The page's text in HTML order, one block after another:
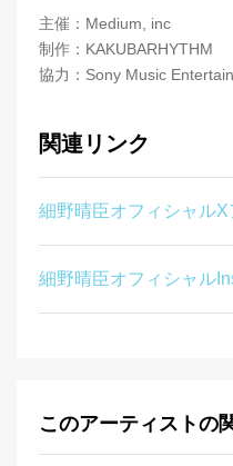
主催：Medium, inc
制作：KAKUBARHYTHM
協力：Sony Music
関連リンク
細野晴臣オフィシャルX
細野晴臣オフィシャル
このアーティストの